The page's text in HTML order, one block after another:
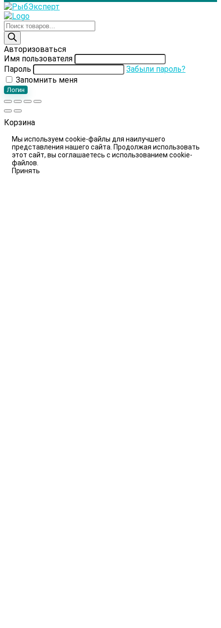
Поиск
товаров
Авторизоваться
Имя пользователя
Пароль
Забыли пароль?
Запомнить меня
Логин
Корзина
Мы используем cookie-файлы для наилучшего
представления нашего сайта. Продолжая использовать
этот сайт, вы соглашаетесь с использованием cookie-
файлов.
Принять